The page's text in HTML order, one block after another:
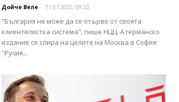
Дойче Веле - 11.07.2022, 09:33
"България не може да се отърве от своята
клиентелистка система", пише НЦЦ. А германско
издание се спира на целите на Москва в София:
"Русия...